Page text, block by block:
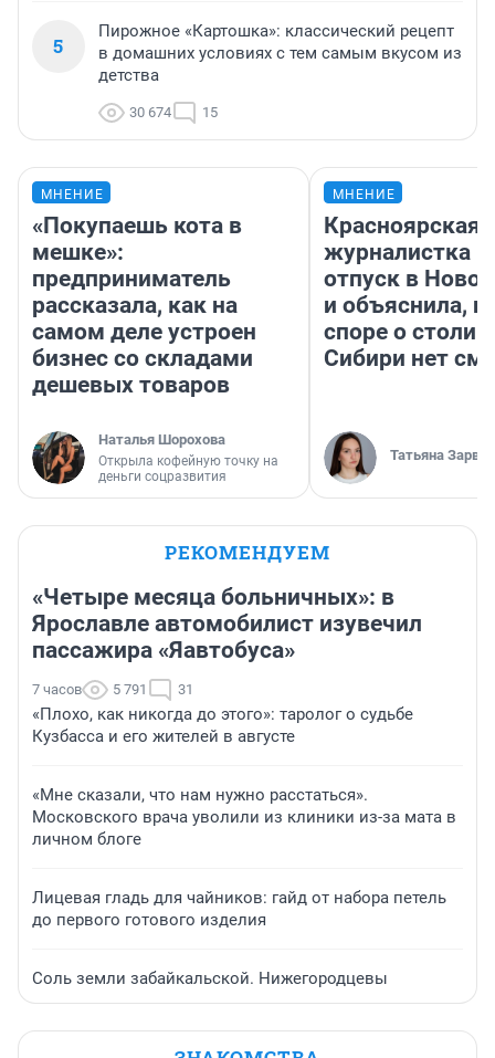
5
Пирожное «Картошка»: классический рецепт
в домашних условиях с тем самым вкусом из
детства
30 674 15
МНЕНИЕ
«Покупаешь кота в
мешке»:
предприниматель
рассказала, как на
самом деле устроен
бизнес со складами
дешевых товаров
Наталья Шорохова
Открыла кофейную точку на
деньги соцразвития
МНЕНИЕ
Красноярская
журналистка
отпуск в
и объяснила,
споре о
Сибири нет
Татьяна Зарва
РЕКОМЕНДУЕМ
«Четыре месяца больничных»: в
Ярославле автомобилист изувечил
пассажира «Яавтобуса»
7 часов 5 791 31
«Плохо, как никогда до этого»: таролог о судьбе
Кузбасса и его жителей в августе
«Мне сказали, что нам нужно расстаться».
Московского врача уволили из клиники из-за мата в
личном блоге
Лицевая гладь для чайников: гайд от набора петель
до первого готового изделия
Соль земли забайкальской. Нижегородцевы